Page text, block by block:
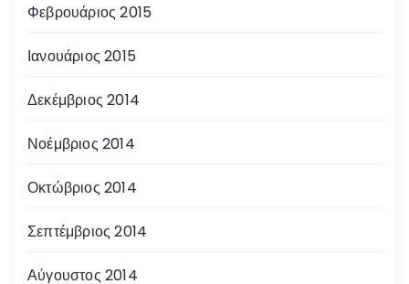
Φεβρουάριος 2015
Ιανουάριος 2015
Δεκέμβριος 2014
Νοέμβριος 2014
Οκτώβριος 2014
Σεπτέμβριος 2014
Αύγουστος 2014